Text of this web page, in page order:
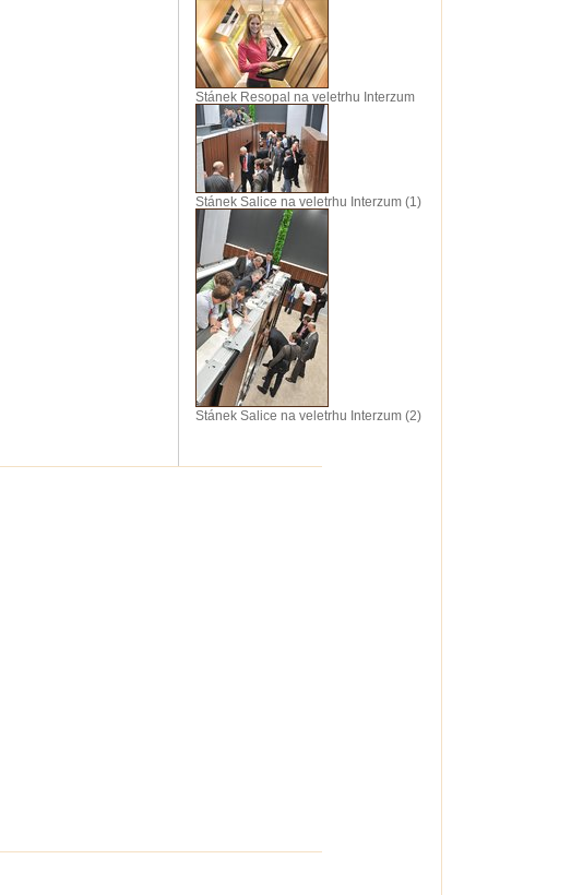
Stánek Resopal na veletrhu Interzum
Stánek Salice na veletrhu Interzum (1)
Stánek Salice na veletrhu Interzum (2)